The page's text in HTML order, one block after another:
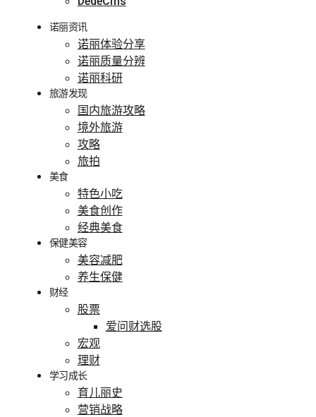
诺丽资讯
诺丽体验分享
诺丽质量分辨
诺丽科研
旅游发现
国内旅游攻略
境外旅游
攻略
旅拍
美食
特色小吃
美食创作
经典美食
保健美容
美容减肥
养生保健
财经
股票
爱问财选股
宏观
理财
学习成长
育儿丽史
营销战略